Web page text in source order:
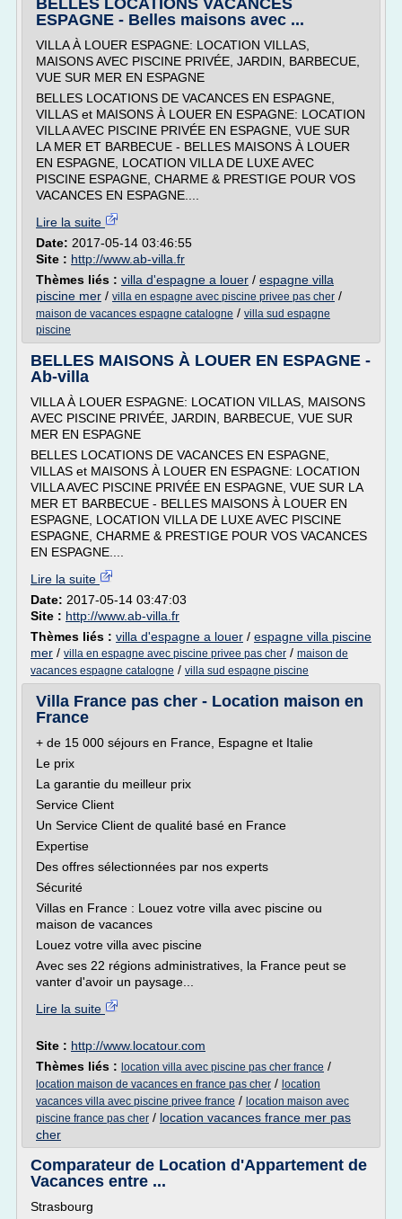
BELLES LOCATIONS VACANCES
ESPAGNE - Belles maisons avec ...
VILLA À LOUER ESPAGNE: LOCATION VILLAS,
MAISONS AVEC PISCINE PRIVÉE, JARDIN, BARBECUE,
VUE SUR MER EN ESPAGNE
BELLES LOCATIONS DE VACANCES EN ESPAGNE,
VILLAS et MAISONS À LOUER EN ESPAGNE: LOCATION
VILLA AVEC PISCINE PRIVÉE EN ESPAGNE, VUE SUR
LA MER ET BARBECUE - BELLES MAISONS À LOUER
EN ESPAGNE, LOCATION VILLA DE LUXE AVEC
PISCINE ESPAGNE, CHARME & PRESTIGE POUR VOS
VACANCES EN ESPAGNE....
Lire la suite
Date: 2017-05-14 03:46:55
Site : http://www.ab-villa.fr
Thèmes liés : villa d'espagne a louer / espagne villa
piscine mer / villa en espagne avec piscine privee pas cher /
maison de vacances espagne catalogne / villa sud espagne
piscine
BELLES MAISONS À LOUER EN ESPAGNE -
Ab-villa
VILLA À LOUER ESPAGNE: LOCATION VILLAS, MAISONS
AVEC PISCINE PRIVÉE, JARDIN, BARBECUE, VUE SUR
MER EN ESPAGNE
BELLES LOCATIONS DE VACANCES EN ESPAGNE,
VILLAS et MAISONS À LOUER EN ESPAGNE: LOCATION
VILLA AVEC PISCINE PRIVÉE EN ESPAGNE, VUE SUR LA
MER ET BARBECUE - BELLES MAISONS À LOUER EN
ESPAGNE, LOCATION VILLA DE LUXE AVEC PISCINE
ESPAGNE, CHARME & PRESTIGE POUR VOS VACANCES
EN ESPAGNE....
Lire la suite
Date: 2017-05-14 03:47:03
Site : http://www.ab-villa.fr
Thèmes liés : villa d'espagne a louer / espagne villa piscine
mer / villa en espagne avec piscine privee pas cher / maison de
vacances espagne catalogne / villa sud espagne piscine
Villa France pas cher - Location maison en
France
+ de 15 000 séjours en France, Espagne et Italie
Le prix
La garantie du meilleur prix
Service Client
Un Service Client de qualité basé en France
Expertise
Des offres sélectionnées par nos experts
Sécurité
Villas en France : Louez votre villa avec piscine ou
maison de vacances
Louez votre villa avec piscine
Avec ses 22 régions administratives, la France peut se
vanter d'avoir un paysage...
Lire la suite
Site : http://www.locatour.com
Thèmes liés : location villa avec piscine pas cher france /
location maison de vacances en france pas cher / location
vacances villa avec piscine privee france / location maison avec
piscine france pas cher / location vacances france mer pas
cher
Comparateur de Location d'Appartement de
Vacances entre ...
Strasbourg